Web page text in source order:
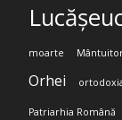
moarte
Orhei
Patriarhia Română